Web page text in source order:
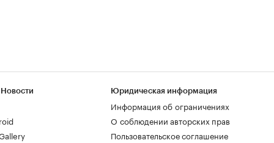
Юридическая информация
Информация об ограничениях
О соблюдении авторских прав
Пользовательское соглашение